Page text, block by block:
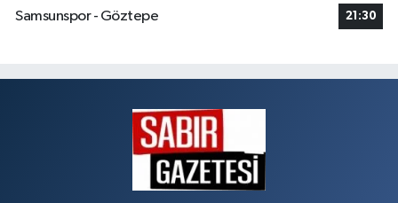
Samsunspor - Göztepe
21:30